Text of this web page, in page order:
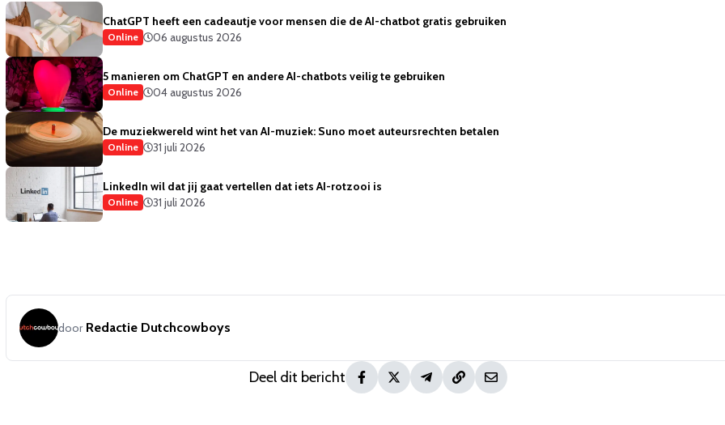
ChatGPT heeft een cadeautje voor mensen die de AI-chatbot gratis gebruiken
Online 06 augustus 2026
5 manieren om ChatGPT en andere AI-chatbots veilig te gebruiken
Online 04 augustus 2026
De muziekwereld wint het van AI-muziek: Suno moet auteursrechten betalen
Online 31 juli 2026
LinkedIn wil dat jij gaat vertellen dat iets AI-rotzooi is
Online 31 juli 2026
door Redactie Dutchcowboys
Deel dit bericht